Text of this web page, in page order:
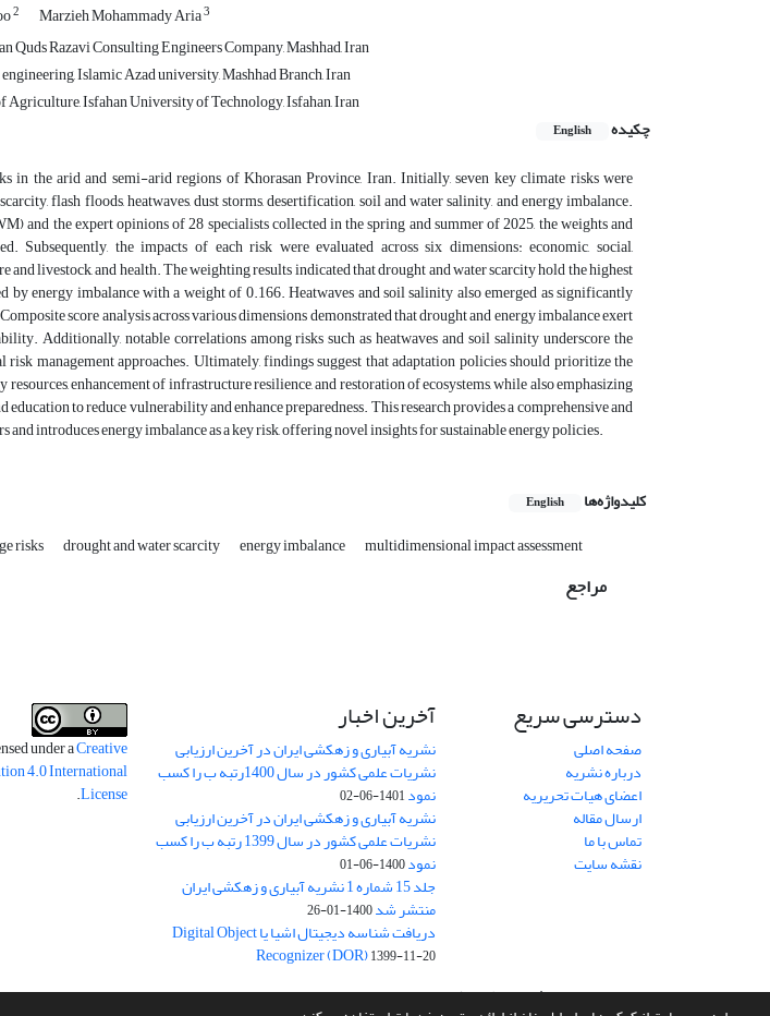
2 Marzieh Mohammady Aria3
Razavi Consulting Engineers Company, Mashhad, Iran
Islamic Azad university, Mashhad Branch, Iran
Agriculture, Isfahan University of Technology, Isfahan, Iran
چکیده
English
in the arid and semi-arid regions of Khorasan Province, Iran. Initially, seven key climate risks were
flash floods, heatwaves, dust storms, desertification, soil and water salinity, and energy imbalance.
and the expert opinions of 28 specialists collected in the spring and summer of 2025, the weights and
Subsequently, the impacts of each risk were evaluated across six dimensions: economic, social,
livestock, and health. The weighting results indicated that drought and water scarcity hold the highest
energy imbalance with a weight of 0.166. Heatwaves and soil salinity also emerged as significantly
score analysis across various dimensions demonstrated that drought and energy imbalance exert
Additionally, notable correlations among risks such as heatwaves and soil salinity underscore the
management approaches. Ultimately, findings suggest that adaptation policies should prioritize the
enhancement of infrastructure resilience, and restoration of ecosystems, while also emphasizing
to reduce vulnerability and enhance preparedness. This research provides a comprehensive and
introduces energy imbalance as a key risk, offering novel insights for sustainable energy policies.
کلیدواژه‌ها English
risks drought and water scarcity energy imbalance multidimensional impact assessment
مراجع
دسترسی سریع
صفحه اصلی
درباره نشریه
اعضای هیات تحریریه
ارسال مقاله
تماس با ما
نقشه سایت
آخرین اخبار
نشریه آبیاری و زهکشی ایران در آخرین ارزیابی
نشریات علمی کشور در سال 1400رتبه ب را کسب
نمود1401-06-02
نشریه آبیاری و زهکشی ایران در آخرین ارزیابی
نشریات علمی کشور در سال 1399 رتبه ب را کسب
نمود1400-06-01
جلد 15 شماره 1 نشریه آبیاری و زهکشی ایران
منتشر شد1400-01-26
دریافت شناسه دیجیتال اشیا یا Digital Object
Recognizer (DOR)1399-11-20
under aCreative
4.0 International
License
.
سامانه مدیریت نشریات علمی.طراحی و پیاده سازی ازسیناوب